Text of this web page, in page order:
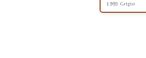
1993 Grigio